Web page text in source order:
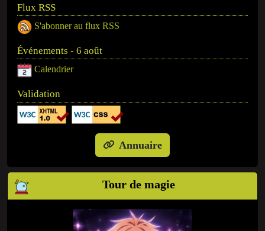
Flux RSS
S'abonner au flux RSS
Événements - 6 août
Calendrier
Validation
Annuaire
Tour de magie